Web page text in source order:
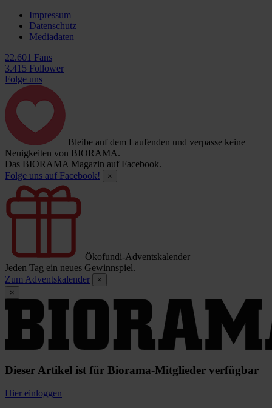
Impressum
Datenschutz
Mediadaten
22.601 Fans
3.415 Follower
Folge uns
Bleibe auf dem Laufenden und verpasse keine
Neuigkeiten von BIORAMA.
Das BIORAMA Magazin auf Facebook.
Folge uns auf Facebook!
×
Ökofundi-Adventskalender
Jeden Tag ein neues Gewinnspiel.
Zum Adventskalender
×
×
Dieser Artikel ist für Biorama-Mitglieder verfügbar
Hier einloggen